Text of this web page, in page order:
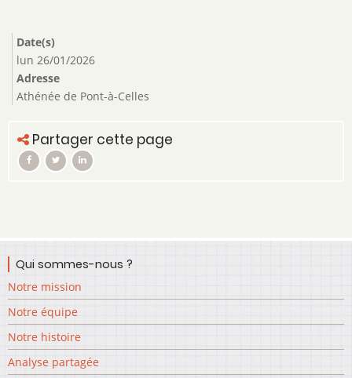
Date(s)
lun 26/01/2026
Adresse
Athénée de Pont-à-Celles
Partager cette page
Qui sommes-nous ?
Notre mission
Notre équipe
Notre histoire
Analyse partagée